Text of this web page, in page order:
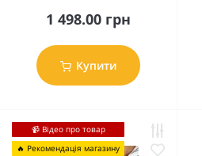
1 498.00 грн
Купити
📹 Відео про товар
🔥 Рекомендація магазину